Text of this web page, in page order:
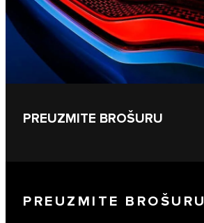
PREUZMITE BROŠURU
PREUZMITE BROŠURU